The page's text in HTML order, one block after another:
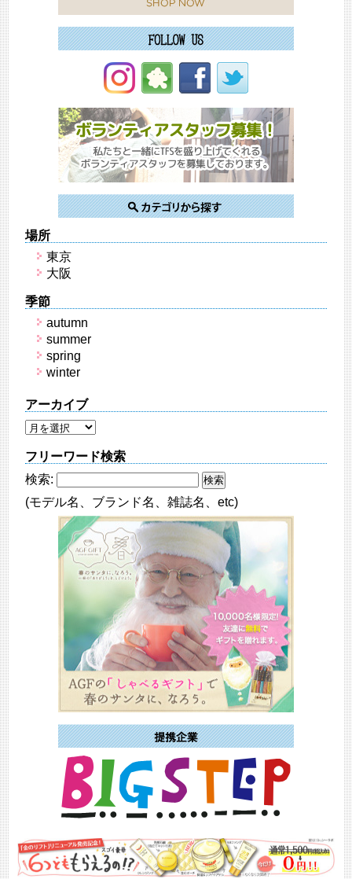
場所
東京
大阪
季節
autumn
summer
spring
winter
アーカイブ
フリーワード検索
検索:
(モデル名、ブランド名、雑誌名、etc)